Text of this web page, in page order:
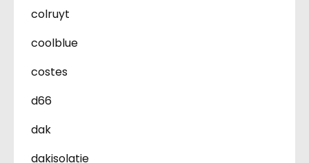
colruyt
coolblue
costes
d66
dak
dakisolatie